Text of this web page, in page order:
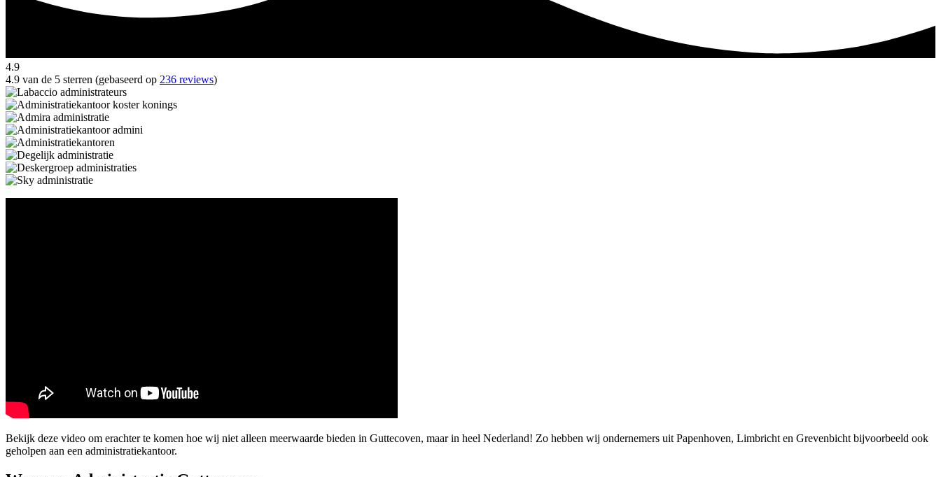
4.9
4.9 van de 5 sterren (gebaseerd op 236 reviews)
Bekijk deze video om erachter te komen hoe wij niet alleen meerwaarde bieden in Guttecoven, maar in heel Nederland! Zo hebben wij ondernemers uit Papenhoven, Limbricht en Grevenbicht bijvoorbeeld ook
geholpen aan een administratiekantoor.